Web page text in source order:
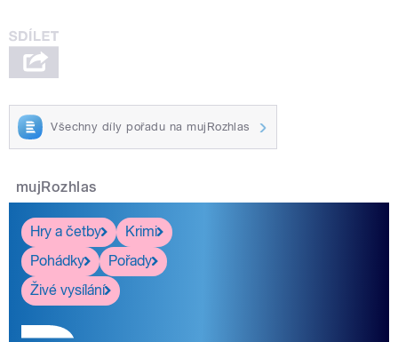
Všechny díly pořadu na mujRozhlas
mujRozhlas
Hry a četby
Krimi
Pohádky
Pořady
Živé vysílání